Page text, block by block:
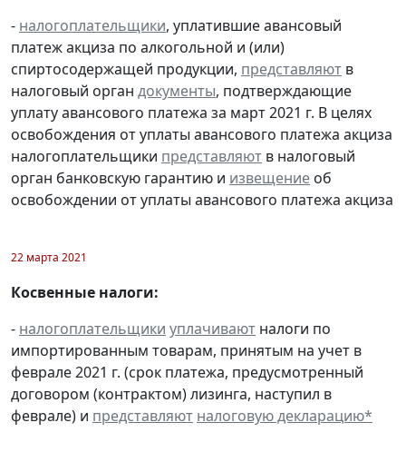
- налогоплательщики, уплатившие авансовый
платеж акциза по алкогольной и (или)
спиртосодержащей продукции, представляют в
налоговый орган документы, подтверждающие
уплату авансового платежа за март 2021 г. В целях
освобождения от уплаты авансового платежа акциза
налогоплательщики представляют в налоговый
орган банковскую гарантию и извещение об
освобождении от уплаты авансового платежа акциза
22 марта 2021
Косвенные налоги:
- налогоплательщики уплачивают налоги по
импортированным товарам, принятым на учет в
феврале 2021 г. (срок платежа, предусмотренный
договором (контрактом) лизинга, наступил в
феврале) и представляют налоговую декларацию*